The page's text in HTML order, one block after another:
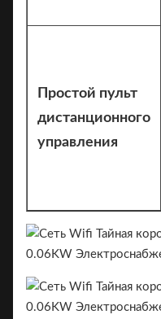
Простой пульт
дистанционного
управления